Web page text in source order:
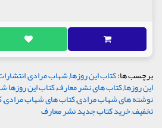
برچسب ها:کتاب این روزها,شهاب مرادی,
این روزها,کتاب های نشر معارف,کتاب این روزها
نوشته های شهاب مرادی,کتاب های شهاب مرادی,
تخفیف,خرید کتاب جدید,نشر معارف